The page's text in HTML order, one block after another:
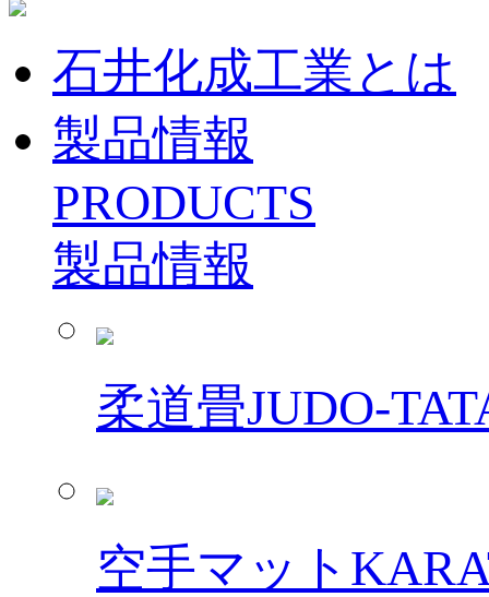
石井化成工業とは
製品情報
PRODUCTS
製品情報
柔道畳JUDO-
空手マット